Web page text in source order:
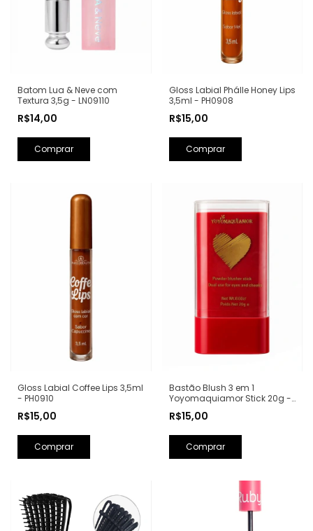
Batom Lua & Neve com
Textura 3,5g - LN09110
R$14,00
Gloss Labial Phálle Honey Lips
3,5ml - PH0908
R$15,00
Gloss Labial Coffee Lips 3,5ml
- PH0910
R$15,00
Bastão Blush 3 em 1
Yoyomaquiamor Stick 20g -
R$15,00
Comprar